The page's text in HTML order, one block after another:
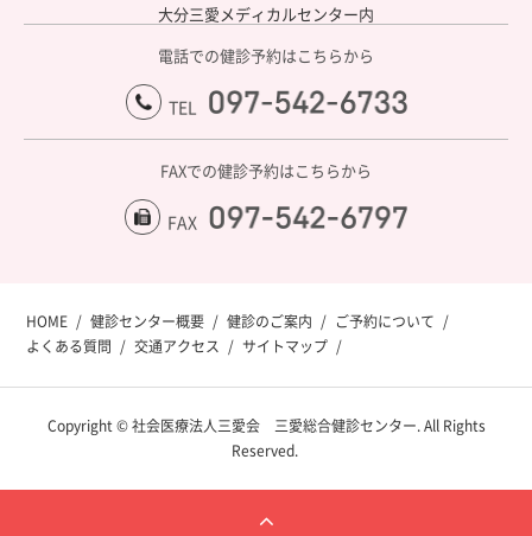
大分三愛メディカルセンター内
電話での健診予約はこちらから
TEL 097-542-6733
FAXでの健診予約はこちらから
FAX
HOME 健診センター概要 健診のご案内
ご予約について
よくある質問
交通アクセス サイトマップ
Copyright © 社会医療法人三愛会 三愛総合健診センター. All Rights
Reserved.